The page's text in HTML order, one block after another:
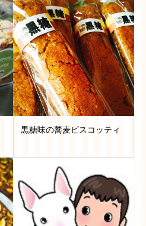
黒糖味の蕎麦ビスコッティ